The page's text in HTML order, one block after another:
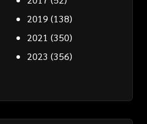
2019 (138)
2021 (350)
2023 (356)